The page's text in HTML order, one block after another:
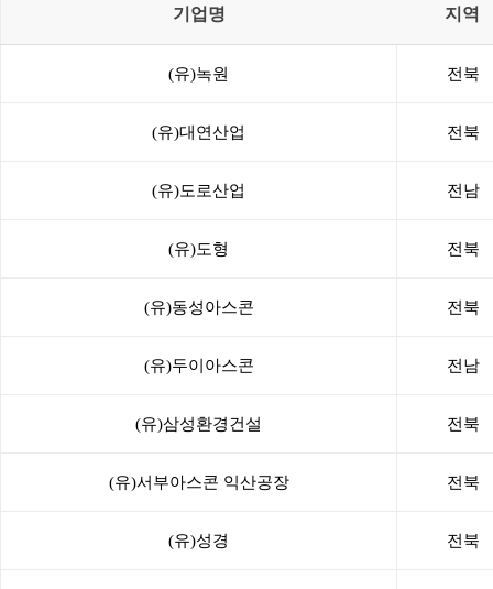
기업명 지역
(유)녹원 전북
(유)대연산업 전북
(유)도로산업 전남
(유)도형 전북
(유)동성아스콘 전북
(유)두이아스콘 전남
(유)삼성환경건설 전북
(유)서부아스콘 익산공장 전북
(유)성경 전북